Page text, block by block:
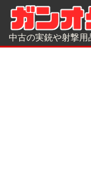
中古の実銃や射撃